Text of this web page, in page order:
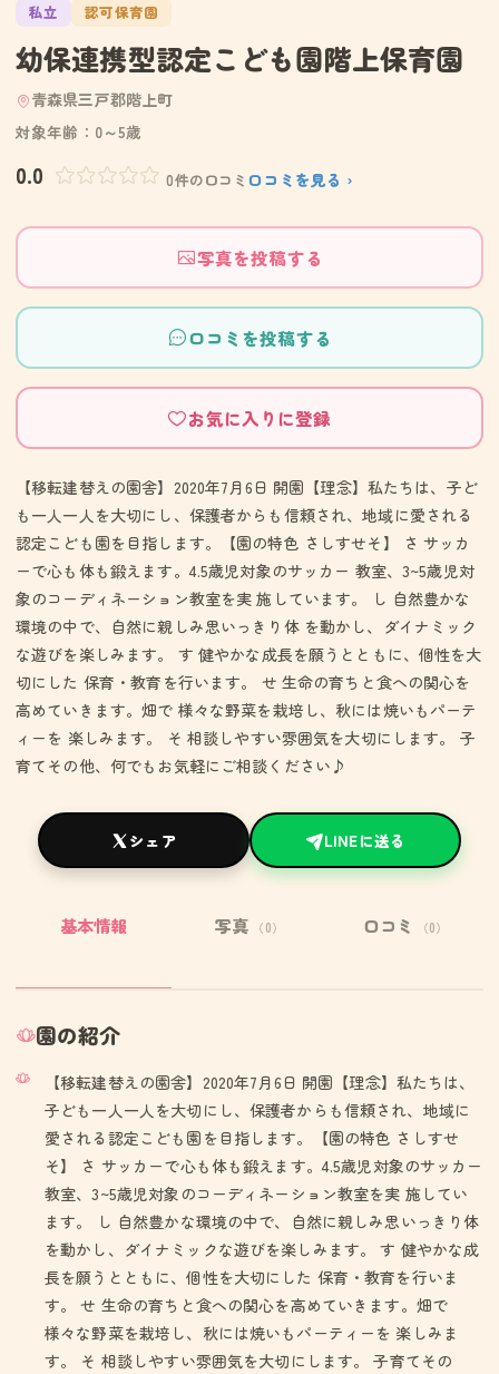
私立 認可保育園
幼保連携型認定こども園階上保育園
青森県三戸郡階上町
対象年齢：0～5歳
0.0 0件の口コミ 口コミを見る ›
写真を投稿する
口コミを投稿する
お気に入りに登録
【移転建替えの園舎】2020年7月6日 開園【理念】私たちは、子ど
も一人一人を大切にし、保護者からも信頼され、地域に愛される
認定こども園を目指します。【園の特色 さしすせそ】 さ サッカ
ーで心も体も鍛えます。4.5歳児対象のサッカー 教室、3~5歳児対
象のコーディネーション教室を実 施しています。 し 自然豊かな
環境の中で、自然に親しみ思いっきり体 を動かし、ダイナミック
な遊びを楽しみます。 す 健やかな成長を願うとともに、個性を大
切にした 保育・教育を行います。 せ 生命の育ちと食への関心を
高めていきます。畑で 様々な野菜を栽培し、秋には焼いもパーテ
ィーを 楽しみます。 そ 相談しやすい雰囲気を大切にします。 子
育てその他、何でもお気軽にご相談ください♪
シェア LINEに送る
基本情報 写真 （0） 口コミ （0）
園の紹介
【移転建替えの園舎】2020年7月6日 開園【理念】私たちは、
子ども一人一人を大切にし、保護者からも信頼され、地域に
愛される認定こども園を目指します。【園の特色 さしすせ
そ】 さ サッカーで心も体も鍛えます。4.5歳児対象のサッカー
教室、3~5歳児対象のコーディネーション教室を実 施してい
ます。 し 自然豊かな環境の中で、自然に親しみ思いっきり体
を動かし、ダイナミックな遊びを楽しみます。 す 健やかな成
長を願うとともに、個性を大切にした 保育・教育を行いま
す。 せ 生命の育ちと食への関心を高めていきます。畑で
様々な野菜を栽培し、秋には焼いもパーティーを 楽しみま
す。 そ 相談しやすい雰囲気を大切にします。 子育てその